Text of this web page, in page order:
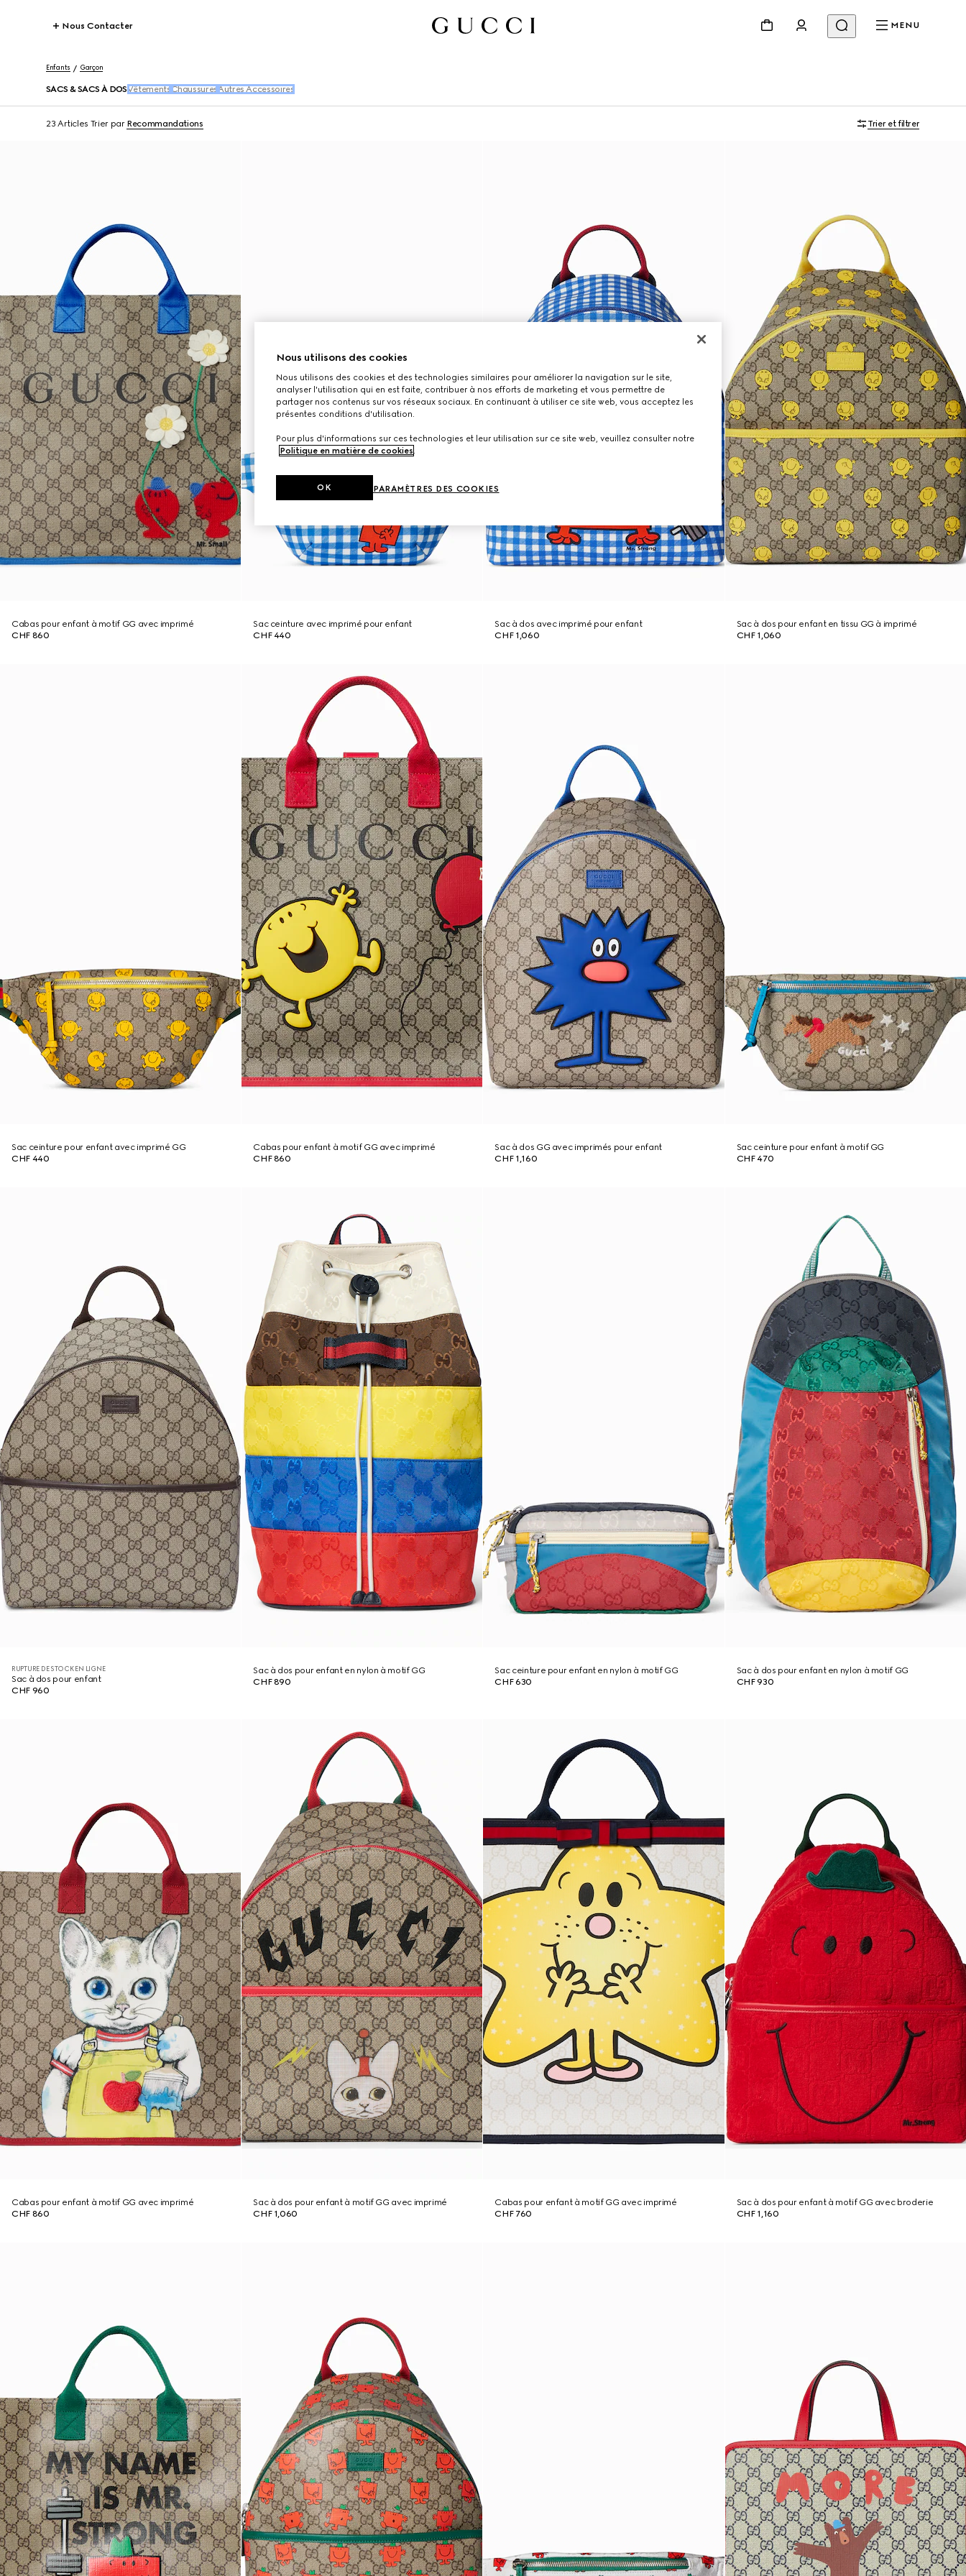
Nous Contacter MENU
Enfants Garçon
SACS & SACS À DOS Vêtements Chaussures Autres Accessoires
23 Articles Trier par Recommandations Trier et filtrer
Cabas pour enfant à motif GG avec imprimé
CHF 860
Sac ceinture avec imprimé pour enfant
CHF 440
Sac à dos avec imprimé pour enfant
CHF 1,060
Sac à dos pour enfant en tissu GG à imprimé
CHF 1,060
Sac ceinture pour enfant avec imprimé GG
CHF 440
Cabas pour enfant à motif GG avec imprimé
CHF 860
Sac à dos GG avec imprimés pour enfant
CHF 1,160
Sac ceinture pour enfant à motif GG
CHF 470
RUPTURE DE STOCK EN LIGNE
Sac à dos pour enfant
CHF 960
Sac à dos pour enfant en nylon à motif GG
CHF 890
Sac ceinture pour enfant en nylon à motif GG
CHF 630
Sac à dos pour enfant en nylon à motif GG
CHF 930
Cabas pour enfant à motif GG avec imprimé
CHF 860
Sac à dos pour enfant à motif GG avec imprimé
CHF 1,060
Cabas pour enfant à motif GG avec imprimé
CHF 760
Sac à dos pour enfant à motif GG avec broderie
CHF 1,160
Nous utilisons des cookies
Nous utilisons des cookies et des technologies similaires pour améliorer la navigation sur le site,
analyser l'utilisation qui en est faite, contribuer à nos efforts de marketing et vous permettre de
partager nos contenus sur vos réseaux sociaux. En continuant à utiliser ce site web, vous acceptez les
présentes conditions d'utilisation.
Pour plus d'informations sur ces technologies et leur utilisation sur ce site web, veuillez consulter notre
Politique en matière de cookies.
PARAMÈTRES DES COOKIES
OK